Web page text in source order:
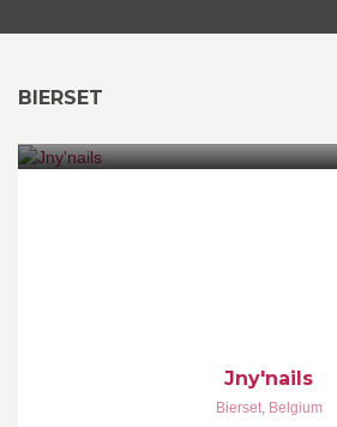
BIERSET
Jny'nails
Bierset, Belgium